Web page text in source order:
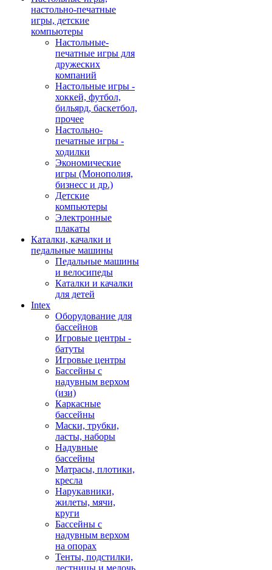
настольно-печатные
игры, детские
компьютеры
Настольные-
печатные игры для
дружеских
компаний
Настольные игры -
хоккей, футбол,
бильярд, баскетбол,
прочее
Настольно-
печатные игры -
ходилки
Экономические
игры (Монополия,
бизнесс и др.)
Детские
компьютеры
Электронные
плакаты
Каталки, качалки и
педальные машины
Педальные машины
и велосипеды
Каталки и качалки
для детей
Intex
Оборудование для
бассейнов
Игровые центры -
батуты
Игровые центры
Бассейны с
надувным верхом
(изи)
Каркасные
бассейны
Маски, трубки,
ласты, наборы
Надувные
бассейны
Матрасы, плотики,
кресла
Нарукавники,
жилеты, мячи,
круги
Бассейны с
надувным верхом
на опорах
Тенты, подстилки,
лестницы и мелочь